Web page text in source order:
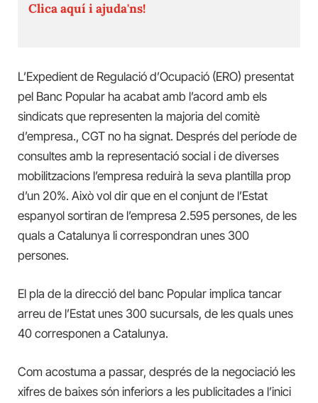
Clica aquí i ajuda'ns!
L’Expedient de Regulació d’Ocupació (ERO) presentat
pel Banc Popular ha acabat amb l’acord amb els
sindicats que representen la majoria del comitè
d’empresa., CGT no ha signat. Després del període de
consultes amb la representació social i de diverses
mobilitzacions l’empresa reduirà la seva plantilla prop
d’un 20%. Això vol dir que en el conjunt de l’Estat
espanyol sortiran de l’empresa 2.595 persones, de les
quals a Catalunya li correspondran unes 300
persones.
El pla de la direcció del banc Popular implica tancar
arreu de l’Estat unes 300 sucursals, de les quals unes
40 corresponen a Catalunya.
Com acostuma a passar, després de la negociació les
xifres de baixes són inferiors a les publicitades a l’inici